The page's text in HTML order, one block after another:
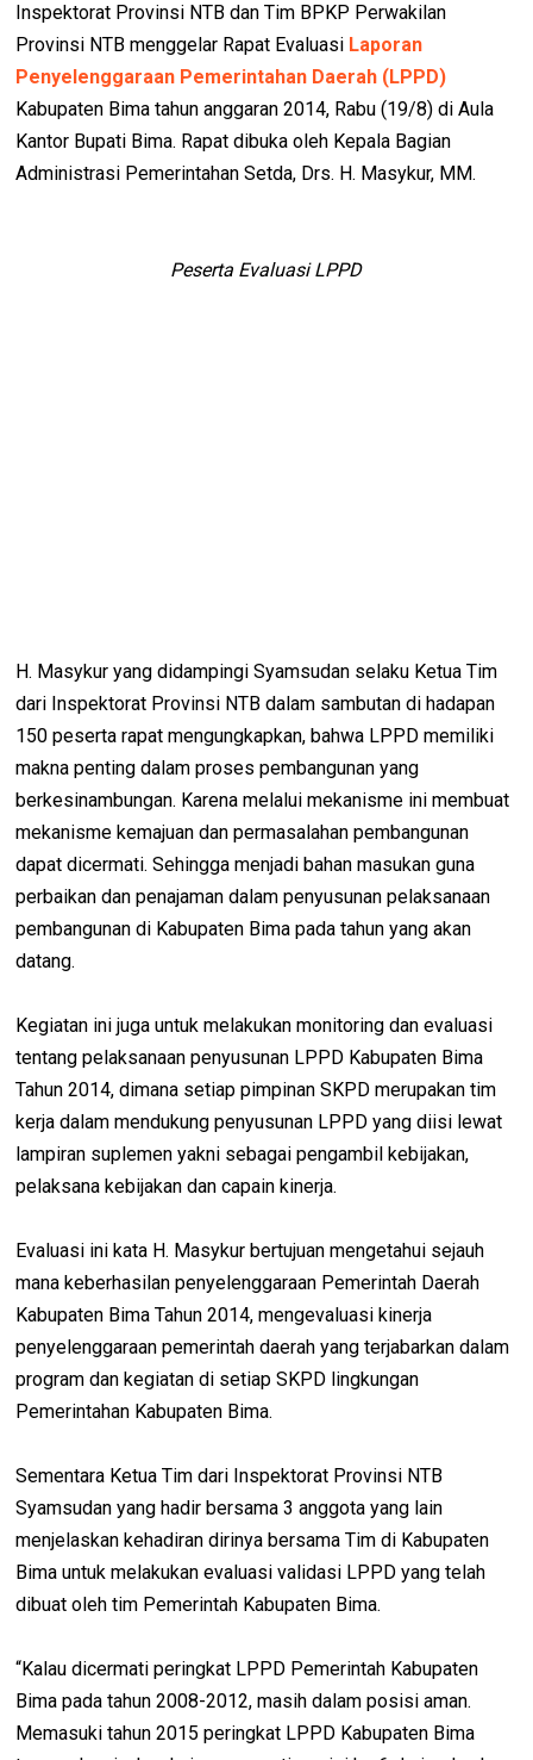
Inspektorat Provinsi NTB dan Tim BPKP Perwakilan
Provinsi NTB menggelar Rapat Evaluasi Laporan
Penyelenggaraan Pemerintahan Daerah (LPPD)
Kabupaten Bima tahun anggaran 2014, Rabu (19/8) di Aula
Kantor Bupati Bima. Rapat dibuka oleh Kepala Bagian
Administrasi Pemerintahan Setda, Drs. H. Masykur, MM.
Peserta Evaluasi LPPD
H. Masykur yang didampingi Syamsudan selaku Ketua Tim
dari Inspektorat Provinsi NTB dalam sambutan di hadapan
150 peserta rapat mengungkapkan, bahwa LPPD memiliki
makna penting dalam proses pembangunan yang
berkesinambungan. Karena melalui mekanisme ini membuat
mekanisme kemajuan dan permasalahan pembangunan
dapat dicermati. Sehingga menjadi bahan masukan guna
perbaikan dan penajaman dalam penyusunan pelaksanaan
pembangunan di Kabupaten Bima pada tahun yang akan
datang.
Kegiatan ini juga untuk melakukan monitoring dan evaluasi
tentang pelaksanaan penyusunan LPPD Kabupaten Bima
Tahun 2014, dimana setiap pimpinan SKPD merupakan tim
kerja dalam mendukung penyusunan LPPD yang diisi lewat
lampiran suplemen yakni sebagai pengambil kebijakan,
pelaksana kebijakan dan capain kinerja.
Evaluasi ini kata H. Masykur bertujuan mengetahui sejauh
mana keberhasilan penyelenggaraan Pemerintah Daerah
Kabupaten Bima Tahun 2014, mengevaluasi kinerja
penyelenggaraan pemerintah daerah yang terjabarkan dalam
program dan kegiatan di setiap SKPD lingkungan
Pemerintahan Kabupaten Bima.
Sementara Ketua Tim dari Inspektorat Provinsi NTB
Syamsudan yang hadir bersama 3 anggota yang lain
menjelaskan kehadiran dirinya bersama Tim di Kabupaten
Bima untuk melakukan evaluasi validasi LPPD yang telah
dibuat oleh tim Pemerintah Kabupaten Bima.
“Kalau dicermati peringkat LPPD Pemerintah Kabupaten
Bima pada tahun 2008-2012, masih dalam posisi aman.
Memasuki tahun 2015 peringkat LPPD Kabupaten Bima